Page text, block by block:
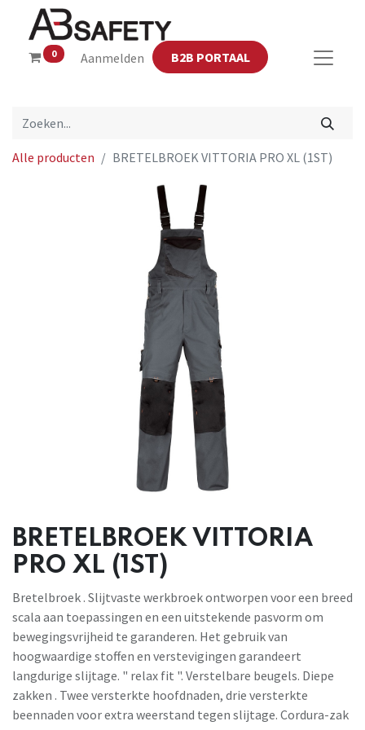
0 Aanmelden B2B PORTAAL
Alle producten BRETELBROEK VITTORIA PRO XL (1ST)
BRETELBROEK VITTORIA
PRO XL (1ST)
Bretelbroek . Slijtvaste werkbroek ontworpen voor een breed
scala aan toepassingen en een uitstekende pasvorm om
bewegingsvrijheid te garanderen. Het gebruik van
hoogwaardige stoffen en verstevigingen garandeert
langdurige slijtage. " relax fit ". Verstelbare beugels. Diepe
zakken . Twee versterkte hoofdnaden, drie versterkte
beennaden voor extra weerstand tegen slijtage. Cordura-zak